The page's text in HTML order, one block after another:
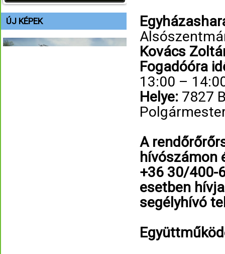
ÚJ KÉPEK
Kovács
Fogadóóra
13:00 –
Helye: 7827
A
hívószámon
+36 30/400-
esetben
segélyhívó